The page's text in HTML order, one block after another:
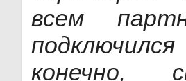
всем
конечно,